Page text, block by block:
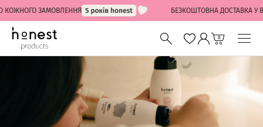
ЗАМОВЛЕННЯ БЕЗКОШТОВНА ДОСТАВКА У
0